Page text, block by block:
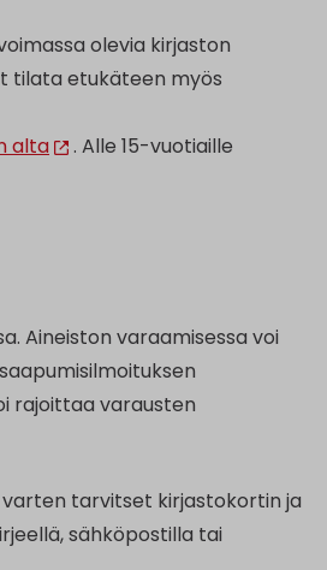
olevia kirjaston
tilata etukäteen myös
alta
. Alle 15-vuotiaille
Aineiston varaamisessa voi
rajoittaa varausten
varten tarvitset kirjastokortin ja
sähköpostilla tai